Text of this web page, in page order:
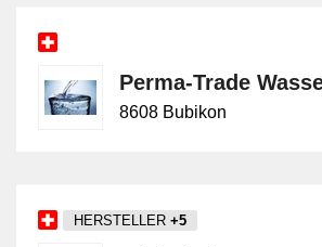
8608 Bubikon
HERSTELLER +5